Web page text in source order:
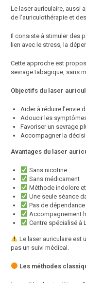
Le laser auriculaire, aussi
de l’auriculothérapie et
Il consiste à stimuler des
lien avec le stress, la
Cette approche est
sevrage tabagique, sans
Objectifs du laser
Aider à réduire l’envie
Adoucir les
Favoriser un sevrage
Accompagner la
Avantages du laser
Sans nicotine
Sans médicament
Méthode indolore
Une seule séance
Pas de
Accompagnement
Centre spécialisé à
Le laser auriculaire est
pas un suivi médical.
Les méthodes